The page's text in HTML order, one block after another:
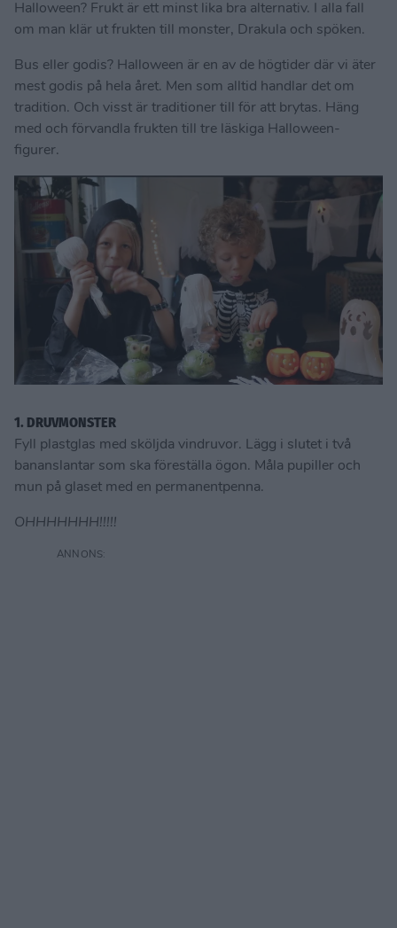
Halloween? Frukt är ett minst lika bra alternativ. I alla fall
om man klär ut frukten till monster, Drakula och spöken.
Bus eller godis? Halloween är en av de högtider där vi äter
mest godis på hela året. Men som alltid handlar det om
tradition. Och visst är traditioner till för att brytas. Häng
med och förvandla frukten till tre läskiga Halloween-
figurer.
1. DRUVMONSTER
Fyll plastglas med sköljda vindruvor. Lägg i slutet i två
bananslantar som ska föreställa ögon. Måla pupiller och
mun på glaset med en permanentpenna.
OHHHHHHH!!!!!